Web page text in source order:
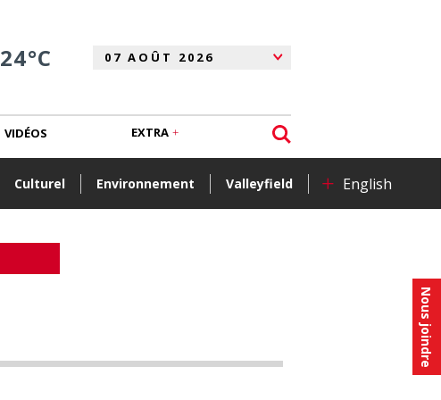
Nous joindre
24°C
Culturel Environnement Valleyfield + English
VIDÉOS EXTRA